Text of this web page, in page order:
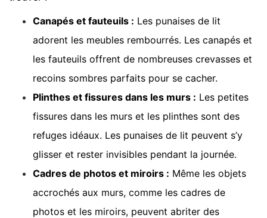
Canapés et fauteuils : Les punaises de lit
adorent les meubles rembourrés. Les canapés et
les fauteuils offrent de nombreuses crevasses et
recoins sombres parfaits pour se cacher.
Plinthes et fissures dans les murs : Les petites
fissures dans les murs et les plinthes sont des
refuges idéaux. Les punaises de lit peuvent s’y
glisser et rester invisibles pendant la journée.
Cadres de photos et miroirs : Même les objets
accrochés aux murs, comme les cadres de
photos et les miroirs, peuvent abriter des